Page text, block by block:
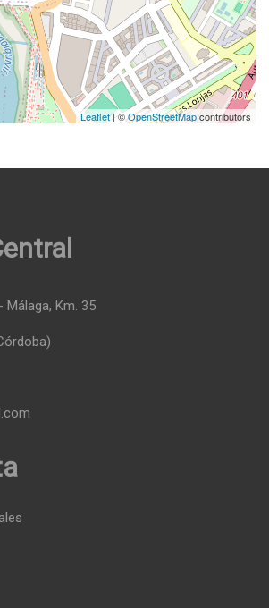
Leaflet| ©OpenStreetMapcontributors
Málaga, Km. 35